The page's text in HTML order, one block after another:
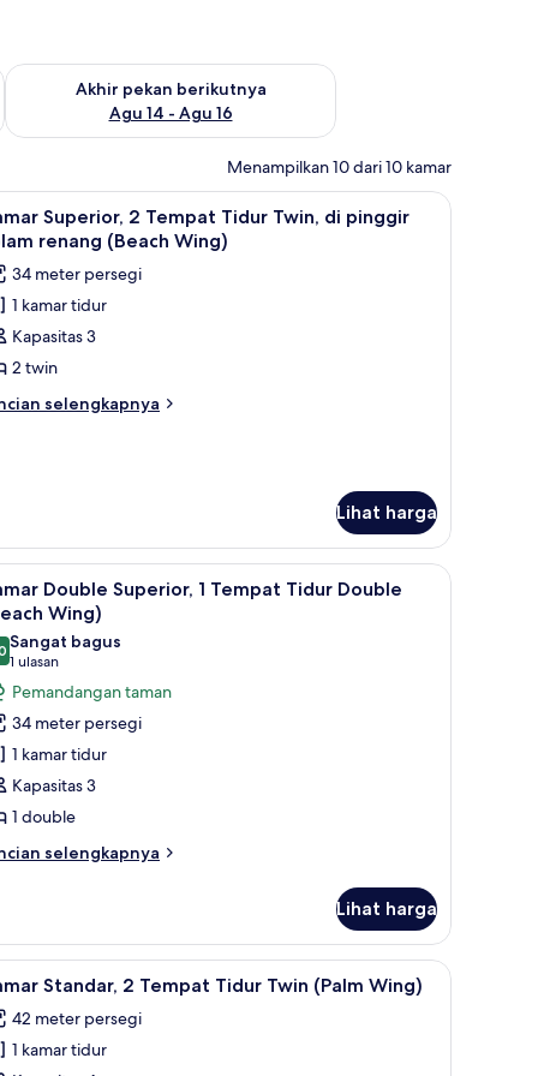
Agu 7 - Agu 9
Akhir pekan berikutnya
Agu 14 - Agu 16
Periksa ketersediaan untuk akhir pekan berikutnya Agu 14 -
Menampilkan 10 dari 10 kamar
Wing) | Minibar, brankas, meja kerja, dan tirai kedap cahaya
Minibar, brankas, meja kerja, dan tirai kedap
8
Superior, 2 Tempat Tidur Twin, di pinggir
renang (Beach Wing)
34 meter persegi
1 kamar tidur
Kapasitas 3
2 twin
selengkapnya
Lihat harga
dan tirai kedap cahaya Minibar, brankas, meja kerja, dan tirai kedap
8
Double Superior, 1 Tempat Tidur Double
Wing)
dari 10
Sangat bagus
1 ulasan
(1
ulasan)
Pemandangan taman
34 meter persegi
1 kamar tidur
Kapasitas 3
1 double
selengkapnya
Lihat harga
cahaya Minibar, brankas, meja kerja, dan tirai kedap
8 Standar, 2 Tempat Tidur Twin (Palm Wing)
42 meter persegi
1 kamar tidur